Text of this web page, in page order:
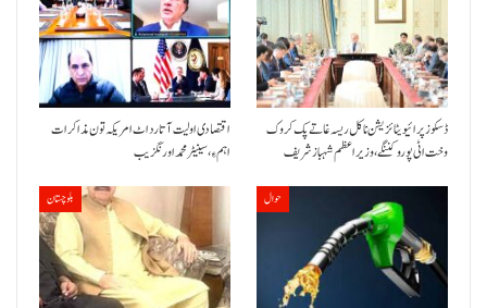
اقتصادی اولیت آتا رد اٹ امریکہ تون مذاکرات
اہم ءِ،سینیٹر محمد اورنگزیب
ڈسکوز پرائیویٹائزیشن نا کل ریسہ غاتے پک کروک
وخت اٹی پورو کننگے ،وزیراعظم شہباز شریف
بلوچستان حوال